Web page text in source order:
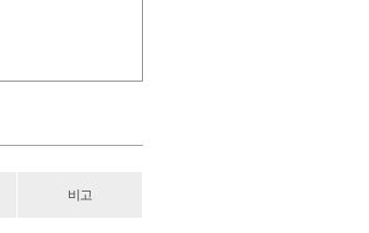
비고